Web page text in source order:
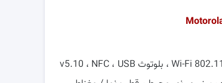
گزینه های اتصال در Motorola Edge S شامل Wi-Fi 802.11 a / b / g / n / ac / Yes ، GPS ، بلوتوث v5.10 ، NFC ، USB